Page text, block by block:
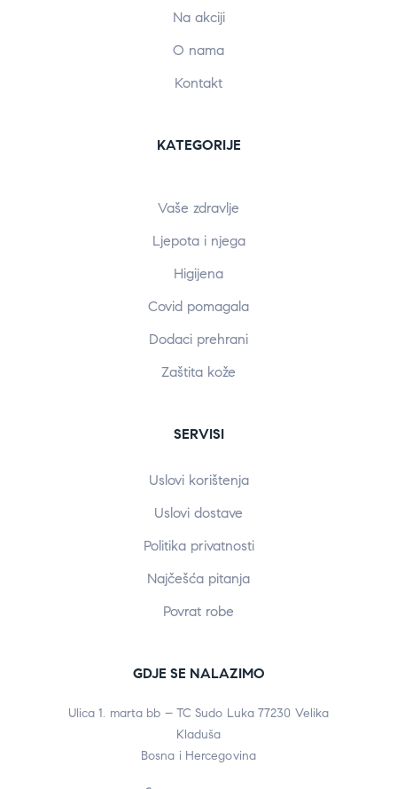
Na akciji
O nama
Kontakt
KATEGORIJE
Vaše zdravlje
Ljepota i njega
Higijena
Covid pomagala
Dodaci prehrani
Zaštita kože
SERVISI
Uslovi korištenja
Uslovi dostave
Politika privatnosti
Najčešća pitanja
Povrat robe
GDJE SE NALAZIMO
Ulica 1. marta bb – TC Sudo Luka 77230 Velika
Kladuša
Bosna i Hercegovina